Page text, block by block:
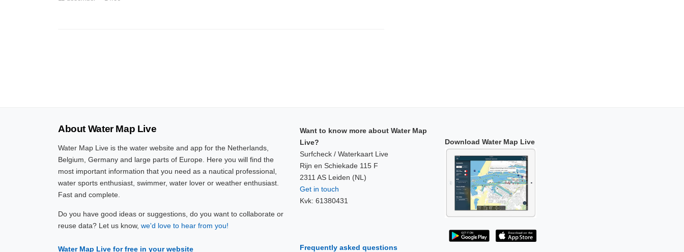
About Water Map Live
Water Map Live is the water website and app for the Netherlands,
Belgium, Germany and large parts of Europe. Here you will find the
most important information that you need as a nautical professional,
water sports enthusiast, swimmer, water lover or weather enthusiast.
Fast and complete.
Do you have good ideas or suggestions, do you want to collaborate or
reuse data? Let us know, we'd love to hear from you!
Water Map Live for free in your website
Want to know more about Water Map
Live?
Surfcheck / Waterkaart Live
Rijn en Schiekade 115 F
2311 AS Leiden (NL)
Get in touch
Kvk: 61380431
Frequently asked questions
Download Water Map Live